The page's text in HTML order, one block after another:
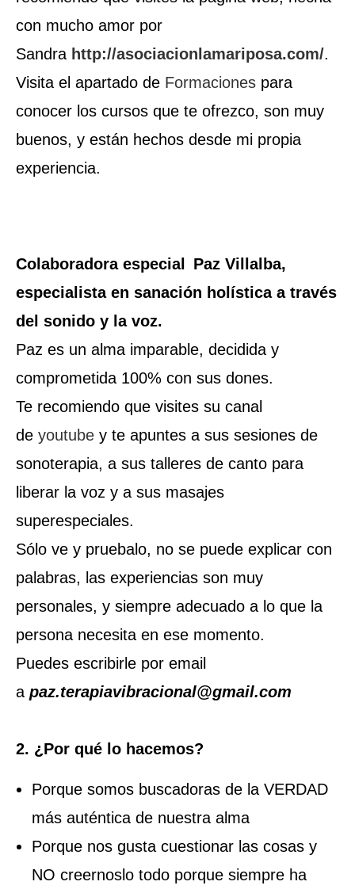
con mucho amor por
Sandra http://asociacionlamariposa.com/.
Visita el apartado de Formaciones para
conocer los cursos que te ofrezco, son muy
buenos, y están hechos desde mi propia
experiencia.
Colaboradora especial
Paz Villalba,
especialista en sanación holística a través
del sonido y la voz.
Paz es un alma imparable, decidida y
comprometida 100% con sus dones.
Te recomiendo que visites su canal
de youtube y te apuntes a sus sesiones de
sonoterapia, a sus talleres de canto para
liberar la voz y a sus masajes
superespeciales.
Sólo ve y pruebalo, no se puede explicar con
palabras, las experiencias son muy
personales, y siempre adecuado a lo que la
persona necesita en ese momento.
Puedes escribirle por email
a paz.terapiavibracional@gmail.com
2. ¿Por qué lo hacemos?
Porque somos buscadoras de la VERDAD
más auténtica de nuestra alma
Porque nos gusta cuestionar las cosas y
NO creernoslo todo porque siempre ha